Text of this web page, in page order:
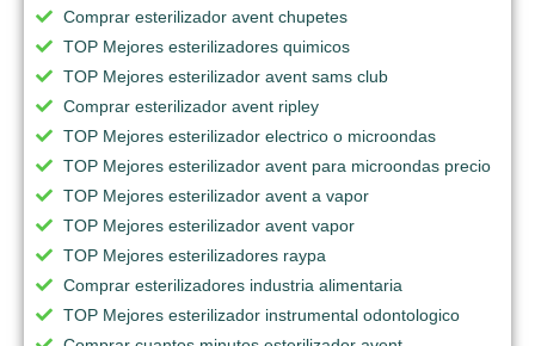
Comprar esterilizador avent chupetes
TOP Mejores esterilizadores quimicos
TOP Mejores esterilizador avent sams club
Comprar esterilizador avent ripley
TOP Mejores esterilizador electrico o microondas
TOP Mejores esterilizador avent para microondas precio
TOP Mejores esterilizador avent a vapor
TOP Mejores esterilizador avent vapor
TOP Mejores esterilizadores raypa
Comprar esterilizadores industria alimentaria
TOP Mejores esterilizador instrumental odontologico